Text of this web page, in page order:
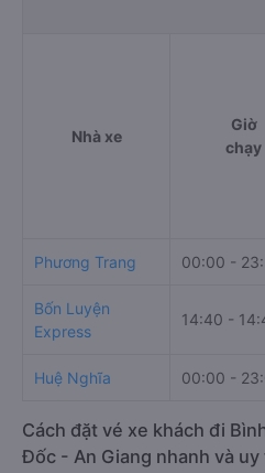
Nhà xe
Giờ
chạy
Phương Trang 00:00 -
Bốn Luyện
Express
14:40 -
Huệ Nghĩa 00:00 -
Cách đặt vé xe khách đi
Đốc - An Giang nhanh và